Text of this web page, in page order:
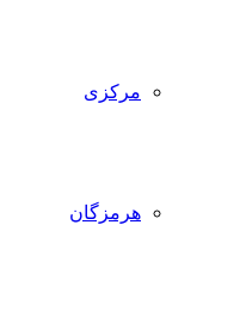
مرکزی
هرمزگان